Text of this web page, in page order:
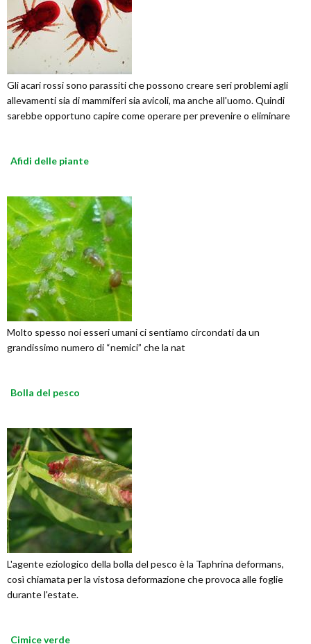
Gli acari rossi sono parassiti che possono creare seri problemi agli
allevamenti sia di mammiferi sia avicoli, ma anche all'uomo. Quindi
sarebbe opportuno capire come operare per prevenire o eliminare
Afidi delle piante
Molto spesso noi esseri umani ci sentiamo circondati da un
grandissimo numero di “nemici” che la nat
Bolla del pesco
L'agente eziologico della bolla del pesco è la Taphrina deformans,
così chiamata per la vistosa deformazione che provoca alle foglie
durante l'estate.
Cimice verde